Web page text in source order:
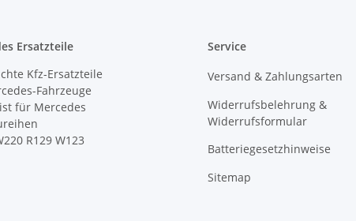
Ersatzteile
Kfz-Ersatzteile
Fahrzeuge
für Mercedes
R129 W123
Service
Versand & Zahlungsarten
Widerrufsbelehrung &
Widerrufsformular
Batteriegesetzhinweise
Sitemap